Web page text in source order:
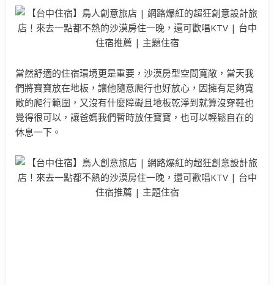
當然舒適的住宿環境更是重要，沙漠房型空間寬敞，當天我
們將寶寶放在地板，讓他隨意爬行也好放心，因擁有足夠寬
敞的爬行範圍，又沒有什麼障礙且地板乾淨到就算沒穿鞋也
覺得很可以，讓爸媽我們暫時放任寶寶，也可以輕鬆自在的
休息一下。